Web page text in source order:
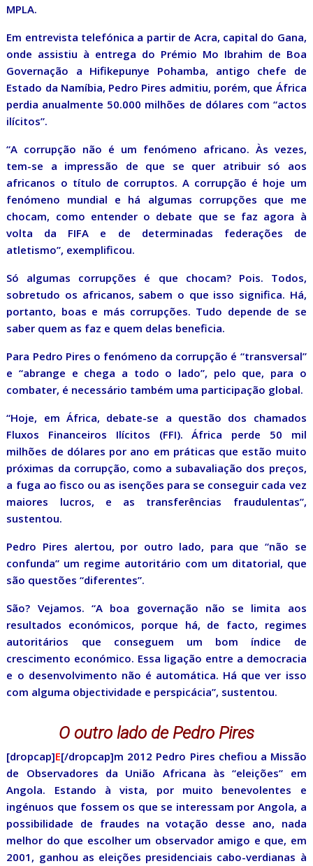
MPLA.
Em entrevista telefónica a partir de Acra, capital do Gana,
onde assistiu à entrega do Prémio Mo Ibrahim de Boa
Governação a Hifikepunye Pohamba, antigo chefe de
Estado da Namíbia, Pedro Pires admitiu, porém, que África
perdia anualmente 50.000 milhões de dólares com “actos
ilícitos”.
“A corrupção não é um fenómeno africano. Às vezes,
tem-se a impressão de que se quer atribuir só aos
africanos o título de corruptos. A corrupção é hoje um
fenómeno mundial e há algumas corrupções que me
chocam, como entender o debate que se faz agora à
volta da FIFA e de determinadas federações de
atletismo”, exemplificou.
Só algumas corrupções é que chocam? Pois. Todos,
sobretudo os africanos, sabem o que isso significa. Há,
portanto, boas e más corrupções. Tudo depende de se
saber quem as faz e quem delas beneficia.
Para Pedro Pires o fenómeno da corrupção é “transversal”
e “abrange e chega a todo o lado”, pelo que, para o
combater, é necessário também uma participação global.
“Hoje, em África, debate-se a questão dos chamados
Fluxos Financeiros Ilícitos (FFI). África perde 50 mil
milhões de dólares por ano em práticas que estão muito
próximas da corrupção, como a subavaliação dos preços,
a fuga ao fisco ou as isenções para se conseguir cada vez
maiores lucros, e as transferências fraudulentas”,
sustentou.
Pedro Pires alertou, por outro lado, para que “não se
confunda” um regime autoritário com um ditatorial, que
são questões “diferentes”.
São? Vejamos. “A boa governação não se limita aos
resultados económicos, porque há, de facto, regimes
autoritários que conseguem um bom índice de
crescimento económico. Essa ligação entre a democracia
e o desenvolvimento não é automática. Há que ver isso
com alguma objectividade e perspicácia”, sustentou.
O outro lado de Pedro Pires
[dropcap]E[/dropcap]m 2012 Pedro Pires chefiou a Missão
de Observadores da União Africana às “eleições” em
Angola. Estando à vista, por muito benevolentes e
ingénuos que fossem os que se interessam por Angola, a
possibilidade de fraudes na votação desse ano, nada
melhor do que escolher um observador amigo e que, em
2001, ganhou as eleições presidenciais cabo-verdianas à